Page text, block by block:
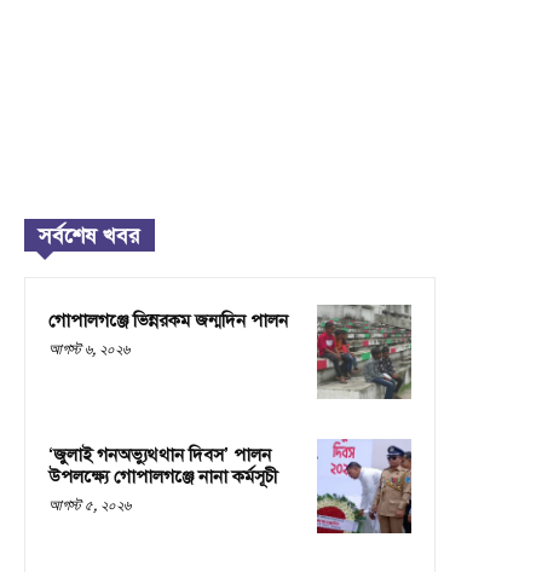
সর্বশেষ খবর
গোপালগঞ্জে ভিন্নরকম জন্মদিন পালন
আগস্ট ৬, ২০২৬
‘জুলাই গনঅভ্যুথ্থান দিবস’ পালন
উপলক্ষ্যে গোপালগঞ্জে নানা কর্মসূচী
আগস্ট ৫, ২০২৬